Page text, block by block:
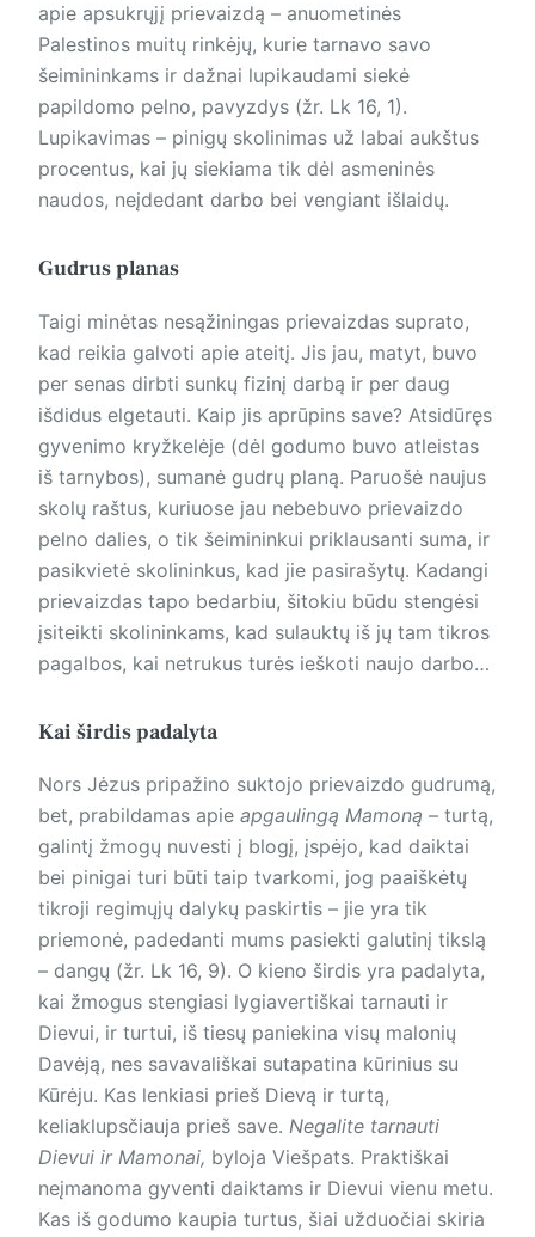
apie apsukrųjį prievaizdą – anuometinės
Palestinos muitų rinkėjų, kurie tarnavo savo
šeimininkams ir dažnai lupikaudami siekė
papildomo pelno, pavyzdys (žr. Lk 16, 1).
Lupikavimas – pinigų skolinimas už labai aukštus
procentus, kai jų siekiama tik dėl asmeninės
naudos, neįdedant darbo bei vengiant išlaidų.
Gudrus planas
Taigi minėtas nesąžiningas prievaizdas suprato,
kad reikia galvoti apie ateitį. Jis jau, matyt, buvo
per senas dirbti sunkų fizinį darbą ir per daug
išdidus elgetauti. Kaip jis aprūpins save? Atsidūręs
gyvenimo kryžkelėje (dėl godumo buvo atleistas
iš tarnybos), sumanė gudrų planą. Paruošė naujus
skolų raštus, kuriuose jau nebebuvo prievaizdo
pelno dalies, o tik šeimininkui priklausanti suma, ir
pasikvietė skolininkus, kad jie pasirašytų. Kadangi
prievaizdas tapo bedarbiu, šitokiu būdu stengėsi
įsiteikti skolininkams, kad sulauktų iš jų tam tikros
pagalbos, kai netrukus turės ieškoti naujo darbo…
Kai širdis padalyta
Nors Jėzus pripažino suktojo prievaizdo gudrumą,
bet, prabildamas apie apgaulingą Mamoną – turtą,
galintį žmogų nuvesti į blogį, įspėjo, kad daiktai
bei pinigai turi būti taip tvarkomi, jog paaiškėtų
tikroji regimųjų dalykų paskirtis – jie yra tik
priemonė, padedanti mums pasiekti galutinį tikslą
– dangų (žr. Lk 16, 9). O kieno širdis yra padalyta,
kai žmogus stengiasi lygiavertiškai tarnauti ir
Dievui, ir turtui, iš tiesų paniekina visų malonių
Davėją, nes savavališkai sutapatina kūrinius su
Kūrėju. Kas lenkiasi prieš Dievą ir turtą,
keliaklupsčiauja prieš save. Negalite tarnauti
Dievui ir Mamonai, byloja Viešpats. Praktiškai
neįmanoma gyventi daiktams ir Dievui vienu metu.
Kas iš godumo kaupia turtus, šiai užduočiai skiria